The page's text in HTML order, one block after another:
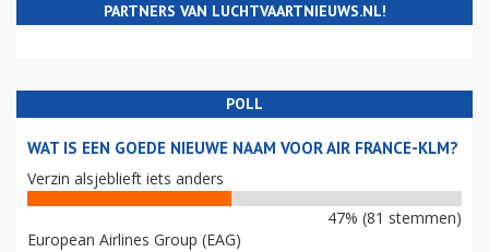
PARTNERS VAN LUCHTVAARTNIEUWS.NL!
POLL
WAT IS EEN GOEDE NIEUWE NAAM VOOR AIR FRANCE-KLM?
Verzin alsjeblieft iets anders
47% (81 stemmen)
European Airlines Group (EAG)